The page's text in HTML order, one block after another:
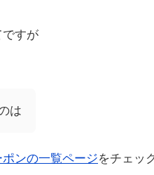
すが
は
ンの一覧ページをチェッ